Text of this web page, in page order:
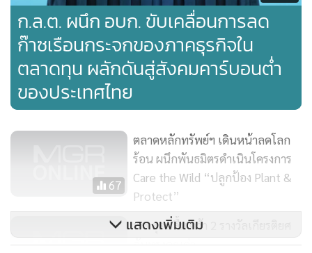
ตรี จำกัด บริษัท ไทยนิปปอนรับเบอร์อินดัสตรี้ จำกัด (มหาชน)
บริษัท ไลอ้อน (ประเทศไทย) จำกัด และบริษัท มาสด้า พาวเวอร์
เทรน แมนูแฟคเจอริ่ง (ประเทศไทย) จำกัด
ก.ล.ต. ผนึก อบก. ขับเคลื่อนการลด
ก๊าซเรือนกระจกของภาคธุรกิจใน
ตลาดทุน ผลักดันสู่สังคมคาร์บอนต่ำ
ของประเทศไทย
67
ตลาดหลักทรัพย์ฯ เดินหน้าลดโลก
ร้อน ผนึกพันธมิตรดำเนินโครงการ
Care the Wild “ปลูกป้อง Plant &
Protect”
พช.สุดปลื้ม คว้า 2 รางวัลเกียรติยศ
อันทรงคุณค่า
แสดงเพิ่มเติม